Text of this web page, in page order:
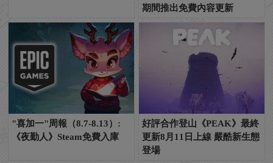
期間推出免費內容更新
"喜加一"周報（8.7-8.13）:
《夜勤人》Steam免費入庫
好評合作登山《PEAK》最終
更新8月11日上線 嚴酷新生態
登場